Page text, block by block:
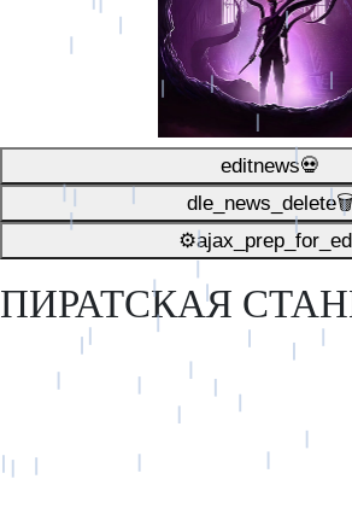
editnews💀
dle_news_delete🗑️
ПИРАТСКАЯ